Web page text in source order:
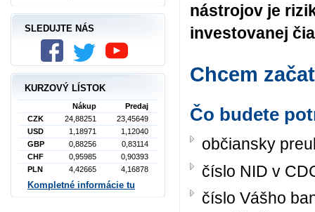
nástrojov je
investovanej
Chcem
Čo budete
občiansky
číslo NID v
číslo Vášho
SLEDUJTE NÁS
KURZOVÝ LÍSTOK
Nákup
Predaj
CZK
24,88251
23,45649
USD
1,18971
1,12040
GBP
0,88256
0,83114
CHF
0,95985
0,90393
PLN
4,42665 4,16878
Kompletné informácie tu